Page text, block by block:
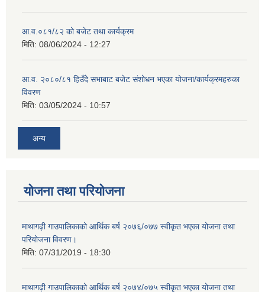
आ.व.०८१/८२ को बजेट तथा कार्यक्रम
मिति: 08/06/2024 - 12:27
आ.व. २०८०/८१ हिउँदे सभाबाट बजेट संशोधन भएका योजना/कार्यक्रमहरुका
विवरण
मिति: 03/05/2024 - 10:57
अन्य
योजना तथा परियोजना
माथागढ़ी गाउपालिकाको आर्थिक बर्ष २०७६/०७७ स्वीकृत भएका योजना तथा
परियोजना विवरण।
मिति: 07/31/2019 - 18:30
माथागढ़ी गाउपालिकाको आर्थिक बर्ष २०७४/०७५ स्वीकृत भएका योजना तथा